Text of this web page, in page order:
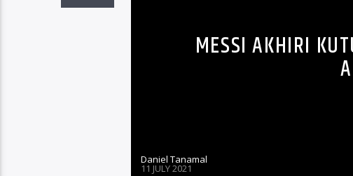
MESSI AKHIRI
Daniel Tanamal
11 JULY 2021